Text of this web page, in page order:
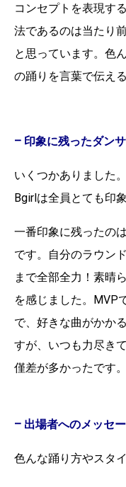
コンセプトを表現す
法であるのは当たり
と思っています。色
の踊りを言葉で伝え
– 印象に残ったダン
いくつかありました
Bgirlは全員とても印
一番印象に残ったの
です。自分のラウン
まで全部全力！素晴
を感じました。MVP
で、好きな曲がかか
すが、いつも力尽き
僅差が多かったです。
– 出場者へのメッセ
色んな踊り方やスタ